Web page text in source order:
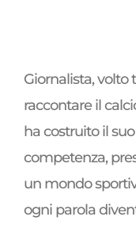
Giornalista, volto
raccontare il
ha costruito il
competenza,
un mondo
ogni parola